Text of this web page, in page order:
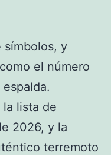
símbolos, y
el número
lista de
2026, y la
terremoto